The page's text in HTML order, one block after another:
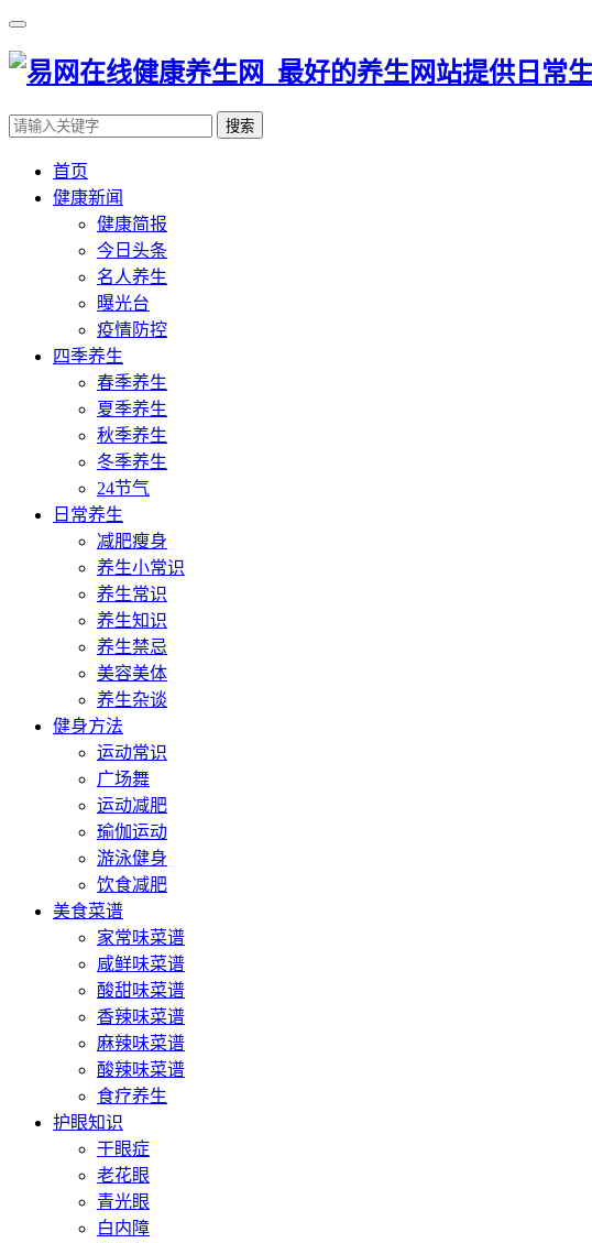
搜索
首页
健康新闻
健康简报
今日头条
名人养生
曝光台
疫情防控
四季养生
春季养生
夏季养生
秋季养生
冬季养生
24节气
日常养生
减肥瘦身
养生小常识
养生常识
养生知识
养生禁忌
美容美体
养生杂谈
健身方法
运动常识
广场舞
运动减肥
瑜伽运动
游泳健身
饮食减肥
美食菜谱
家常味菜谱
咸鲜味菜谱
酸甜味菜谱
香辣味菜谱
麻辣味菜谱
酸辣味菜谱
食疗养生
护眼知识
干眼症
老花眼
青光眼
白内障